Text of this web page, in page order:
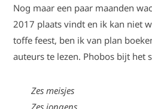
Nog maar een paar maanden
2017 plaats vindt en ik kan niet
toffe feest, ben ik van plan
auteurs te lezen. Phobos bijt het
Zes meisjes
Zes jongens